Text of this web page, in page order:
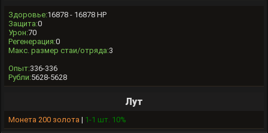
Здоровье:16878 - 16878 HP
Защита:0
Урон:70
Регенерация:0
Макс. размер стаи/отряда:3
Опыт:336-336
Рубли:5628-5628
Лут
Монета 200 золота | 1-1 шт. 10%